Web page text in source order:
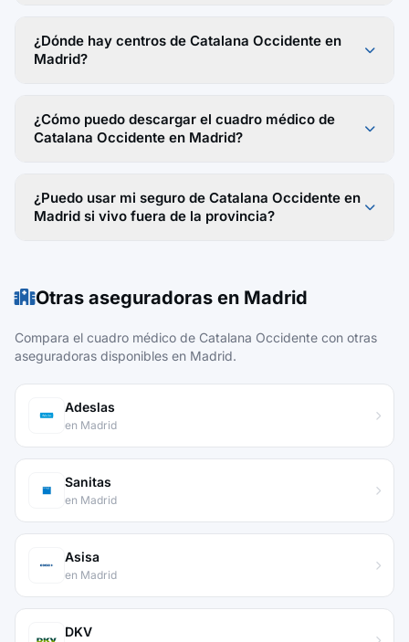
¿Dónde hay centros de Catalana Occidente en
Madrid?
¿Cómo puedo descargar el cuadro médico de
Catalana Occidente en Madrid?
¿Puedo usar mi seguro de Catalana Occidente en
Madrid si vivo fuera de la provincia?
Otras aseguradoras en Madrid
Compara el cuadro médico de Catalana Occidente con otras
aseguradoras disponibles en Madrid.
Adeslas
en Madrid
Sanitas
en Madrid
Asisa
en Madrid
DKV